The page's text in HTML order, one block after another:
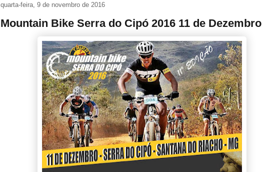
quarta-feira, 9 de novembro de 2016
Mountain Bike Serra do Cipó 2016 11 de Dezembro